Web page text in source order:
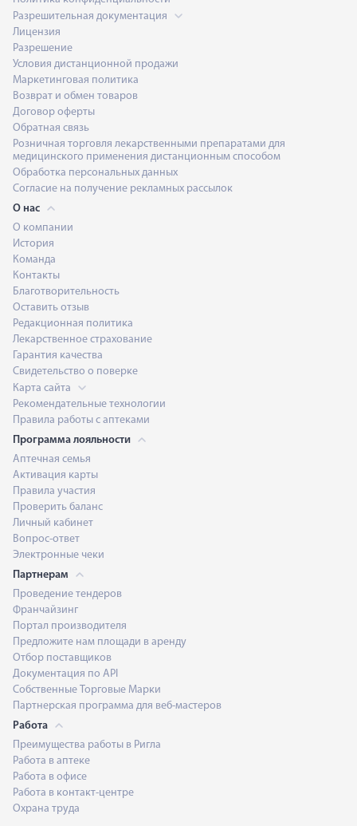
Разрешительная документация
Лицензия
Разрешение
Условия дистанционной продажи
Маркетинговая политика
Возврат и обмен товаров
Договор оферты
Обратная связь
Розничная торговля лекарственными препаратами для
медицинского применения дистанционным способом
Обработка персональных данных
Согласие на получение рекламных рассылок
О нас
О компании
История
Команда
Контакты
Благотворительность
Оставить отзыв
Редакционная политика
Лекарственное страхование
Гарантия качества
Свидетельство о поверке
Карта сайта
Рекомендательные технологии
Правила работы с аптеками
Программа лояльности
Аптечная семья
Активация карты
Правила участия
Проверить баланс
Личный кабинет
Вопрос-ответ
Электронные чеки
Партнерам
Проведение тендеров
Франчайзинг
Портал производителя
Предложите нам площади в аренду
Отбор поставщиков
Документация по API
Собственные Торговые Марки
Партнерская программа для веб-мастеров
Работа
Преимущества работы в Ригла
Работа в аптеке
Работа в офисе
Работа в контакт-центре
Охрана труда